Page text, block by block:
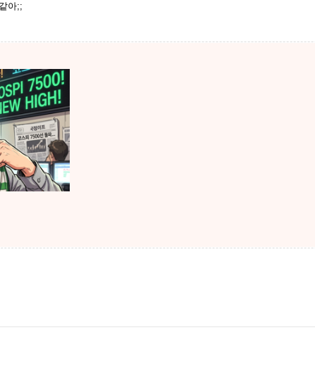
아;;